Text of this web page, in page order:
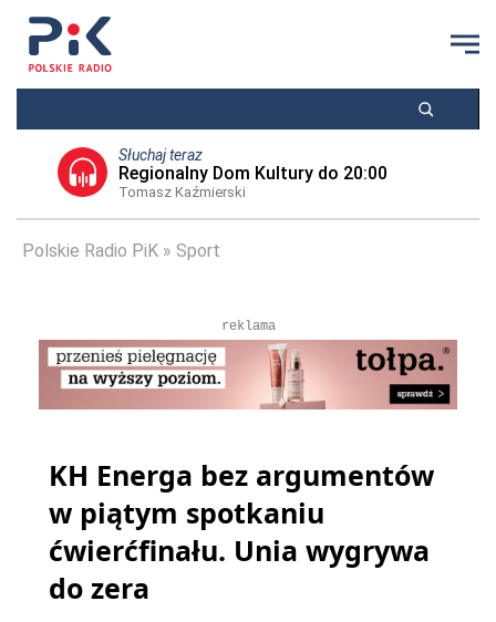
Słuchaj teraz
Regionalny Dom Kultury do 20:00
Tomasz Kaźmierski
Polskie Radio PiK Sport
reklama
KH Energa bez argumentów
w piątym spotkaniu
ćwierćfinału. Unia wygrywa
do zera